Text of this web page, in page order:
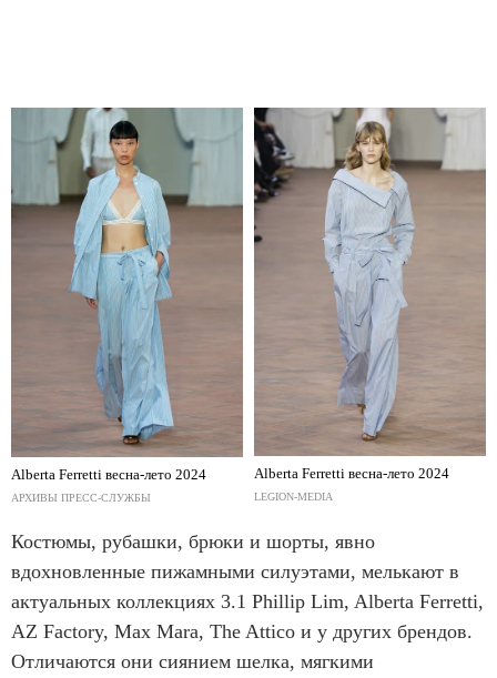
Alberta Ferretti весна-лето 2024
АРХИВЫ ПРЕСС-СЛУЖБЫ
Alberta Ferretti весна-лето 2024
LEGION-MEDIA
Костюмы, рубашки, брюки и шорты, явно
вдохновленные пижамными силуэтами, мелькают в
актуальных коллекциях 3.1 Phillip Lim, Alberta Ferretti,
AZ Factory, Max Mara, The Attico и у других брендов.
Отличаются они сиянием шелка, мягкими